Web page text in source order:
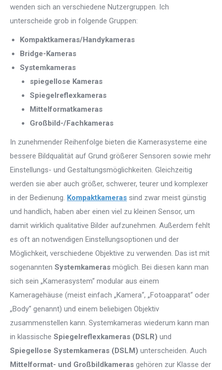
wenden sich an verschiedene Nutzergruppen. Ich
unterscheide grob in folgende Gruppen:
Kompaktkameras/Handykameras
Bridge-Kameras
Systemkameras
spiegellose Kameras
Spiegelreflexkameras
Mittelformatkameras
Großbild-/Fachkameras
In zunehmender Reihenfolge bieten die Kamerasysteme eine
bessere Bildqualität auf Grund größerer Sensoren sowie mehr
Einstellungs- und Gestaltungsmöglichkeiten. Gleichzeitig
werden sie aber auch größer, schwerer, teurer und komplexer
in der Bedienung. Kompaktkameras sind zwar meist günstig
und handlich, haben aber einen viel zu kleinen Sensor, um
damit wirklich qualitative Bilder aufzunehmen. Außerdem fehlt
es oft an notwendigen Einstellungsoptionen und der
Möglichkeit, verschiedene Objektive zu verwenden. Das ist mit
sogenannten Systemkameras möglich. Bei diesen kann man
sich sein „Kamerasystem“ modular aus einem
Kameragehäuse (meist einfach „Kamera“, „Fotoapparat“ oder
„Body“ genannt) und einem beliebigen Objektiv
zusammenstellen kann. Systemkameras wiederum kann man
in klassische Spiegelreflexkameras (DSLR) und
Spiegellose Systemkameras (DSLM) unterscheiden. Auch
Mittelformat- und Großbildkameras gehören zur Klasse der